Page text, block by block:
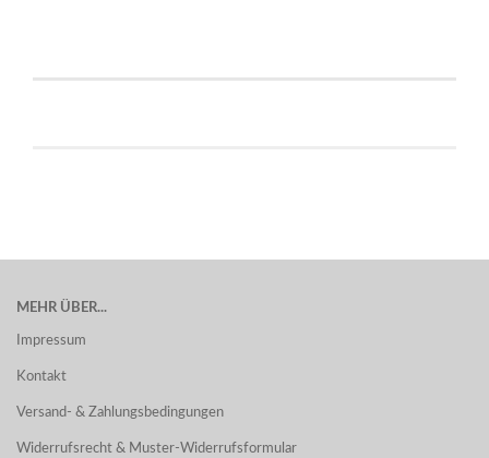
MEHR ÜBER...
Impressum
Kontakt
Versand- & Zahlungsbedingungen
Widerrufsrecht & Muster-Widerrufsformular